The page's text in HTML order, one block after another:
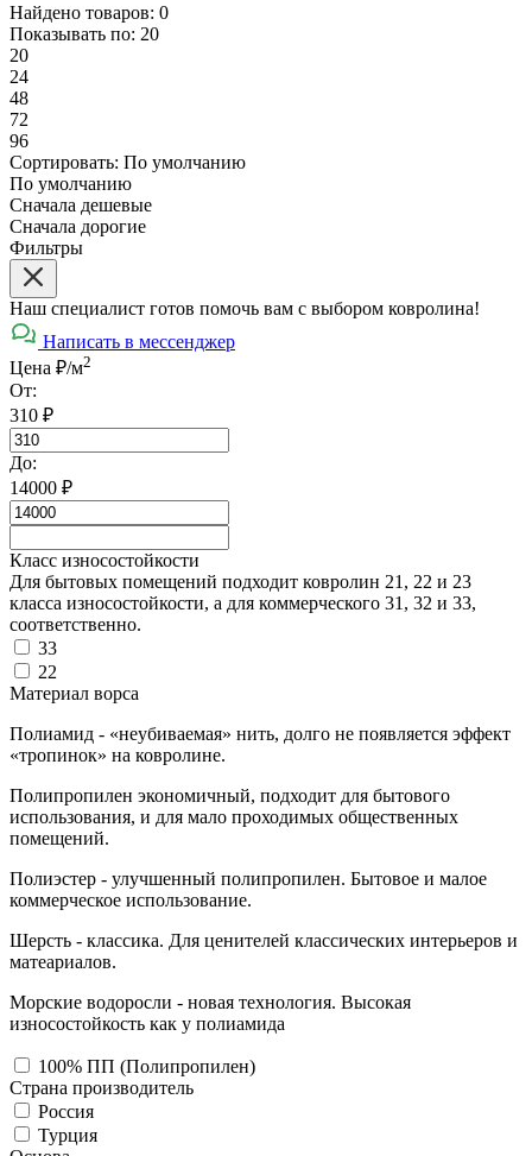
Найдено товаров: 0
Показывать по: 20
20
24
48
72
96
Сортировать: По умолчанию
По умолчанию
Сначала дешевые
Сначала дорогие
Фильтры
Наш специалист готов помочь вам с выбором ковролина!
Написать в мессенджер
Цена ₽/м2
От:
310 ₽
До:
14000 ₽
Класс износостойкости
Для бытовых помещений подходит ковролин 21, 22 и 23
класса износостойкости, а для коммерческого 31, 32 и 33,
соответственно.
33
22
Материал ворса
Полиамид - «неубиваемая» нить, долго не появляется эффект
«тропинок» на ковролине.
Полипропилен экономичный, подходит для бытового
использования, и для мало проходимых общественных
помещений.
Полиэстер - улучшенный полипропилен. Бытовое и малое
коммерческое использование.
Шерсть - классика. Для ценителей классических интерьеров и
матеариалов.
Морские водоросли - новая технология. Высокая
износостойкость как у полиамида
100% ПП (Полипропилен)
Страна производитель
Россия
Турция